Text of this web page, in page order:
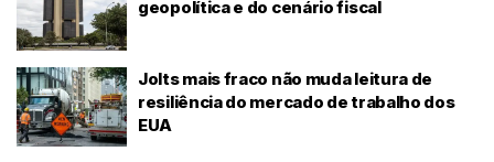
geopolítica e do cenário fiscal
Jolts mais fraco não muda leitura de
resiliência do mercado de trabalho dos
EUA